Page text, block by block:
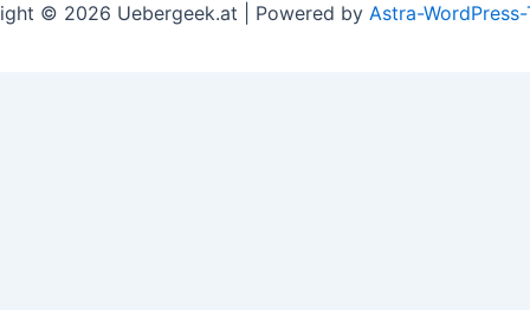
© 2026 Uebergeek.at | Powered by Astra-